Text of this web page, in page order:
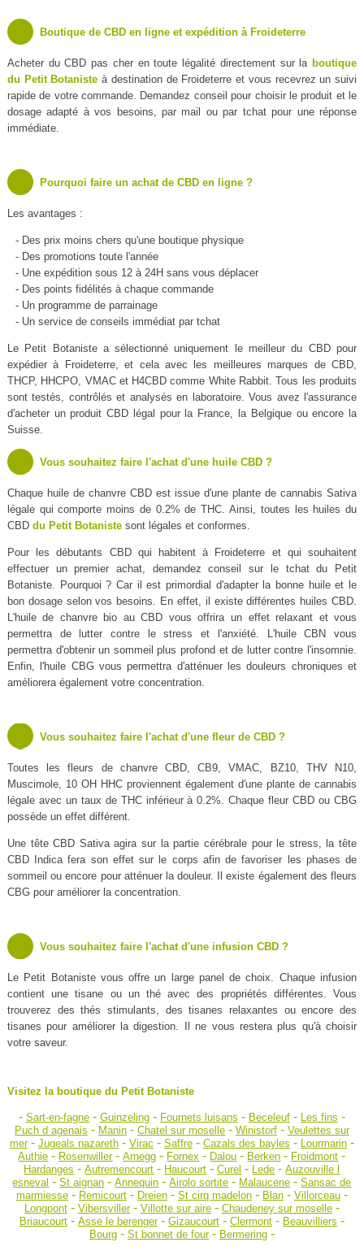
Boutique de CBD en ligne et expédition à Froideterre
Acheter du CBD pas cher en toute légalité directement sur la boutique
du Petit Botaniste à destination de Froideterre et vous recevrez un suivi
rapide de votre commande. Demandez conseil pour choisir le produit et le
dosage adapté à vos besoins, par mail ou par tchat pour une réponse
immédiate.
Pourquoi faire un achat de CBD en ligne ?
Les avantages :
- Des prix moins chers qu'une boutique physique
- Des promotions toute l'année
- Une expédition sous 12 à 24H sans vous déplacer
- Des points fidélités à chaque commande
- Un programme de parrainage
- Un service de conseils immédiat par tchat
Le Petit Botaniste a sélectionné uniquement le meilleur du CBD pour
expédier à Froideterre, et cela avec les meilleures marques de CBD,
THCP, HHCPO, VMAC et H4CBD comme White Rabbit. Tous les produits
sont testés, contrôlés et analysés en laboratoire. Vous avez l'assurance
d'acheter un produit CBD légal pour la France, la Belgique ou encore la
Suisse.
Vous souhaitez faire l'achat d'une huile CBD ?
Chaque huile de chanvre CBD est issue d'une plante de cannabis Sativa
légale qui comporte moins de 0.2% de THC. Ainsi, toutes les huiles du
CBD du Petit Botanistesont légales et conformes.
Pour les débutants CBD qui habitent à Froideterre et qui souhaitent
effectuer un premier achat, demandez conseil sur le tchat du Petit
Botaniste. Pourquoi ? Car il est primordial d'adapter la bonne huile et le
bon dosage selon vos besoins. En effet, il existe différentes huiles CBD.
L'huile de chanvre bio au CBD vous offrira un effet relaxant et vous
permettra de lutter contre le stress et l'anxiété. L'huile CBN vous
permettra d'obtenir un sommeil plus profond et de lutter contre l'insomnie.
Enfin, l'huile CBG vous permettra d'atténuer les douleurs chroniques et
améliorera également votre concentration.
Vous souhaitez faire l'achat d'une fleur de CBD ?
Toutes les fleurs de chanvre CBD, CB9, VMAC, BZ10, THV N10,
Muscimole, 10 OH HHC proviennent également d'une plante de cannabis
légale avec un taux de THC inférieur à 0.2%. Chaque fleur CBD ou CBG
possède un effet différent.
Une tête CBD Sativa agira sur la partie cérébrale pour le stress, la tête
CBD Indica fera son effet sur le corps afin de favoriser les phases de
sommeil ou encore pour atténuer la douleur. Il existe également des fleurs
CBG pour améliorer la concentration.
Vous souhaitez faire l'achat d'une infusion CBD ?
Le Petit Botaniste vous offre un large panel de choix. Chaque infusion
contient une tisane ou un thé avec des propriétés différentes. Vous
trouverez des thés stimulants, des tisanes relaxantes ou encore des
tisanes pour améliorer la digestion. Il ne vous restera plus qu'à choisir
votre saveur.
Visitez la boutique du Petit Botaniste
- Sart-en-fagne- Guinzeling- Fournets luisans - Beceleuf- Les fins -
Puch d agenais - Manin- Chatel sur moselle- Winistorf- Veulettes sur
mer- Jugeals nazareth- Virac - Saffre- Cazals des bayles - Lourmarin-
Authie - Rosenwiller-Arnegg - Fornex - Dalou - Berken - Froidmont -
Hardanges -Autremencourt - Haucourt -Curel - Lede -Auzouville l
esneval -St aignan -Annequin -Airolo sortite - Malaucene -Sansac de
marmiesse- Remicourt- Dreien- St cirq madelon- Blan- Villorceau-
Longpont- Vibersviller- Villotte sur aire- Chaudeney sur moselle-
Briaucourt- Asse le berenger- Gizaucourt- Clermont- Beauvilliers -
Bourg- St bonnet de four- Bermering-